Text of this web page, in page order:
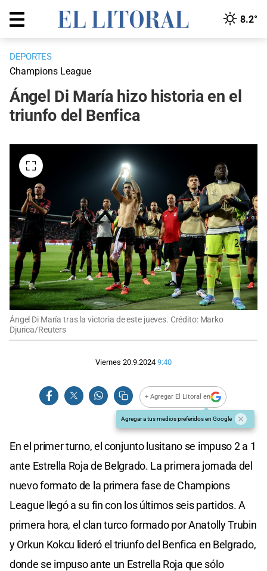
8.2°
DEPORTES
Champions League
Ángel Di María hizo historia en el
triunfo del Benfica
Ángel Di María tras la victoria de este jueves. Crédito: Marko
Djurica/Reuters
Viernes 20.9.2024 9:40
+ Agregar El Litoral en
Agregar a tus medios preferidos en Google
En el primer turno, el conjunto lusitano se impuso 2 a 1
ante Estrella Roja de Belgrado. La primera jornada del
nuevo formato de la primera fase de Champions
League llegó a su fin con los últimos seis partidos. A
primera hora, el clan turco formado por Anatolly Trubin
y Orkun Kokcu lideró el triunfo del Benfica en Belgrado,
donde se impuso ante un Estrella Roja que sólo